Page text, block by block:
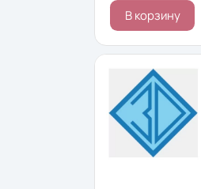
В корзину